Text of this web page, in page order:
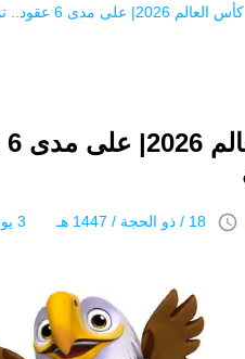
كأس العالم 2026| على مدى 6 عقود.. تمائم المونديال رموز تجمع الثقافات
access_time 18 / ذو الحجة / 1447 هـ 3 يونيو 2026